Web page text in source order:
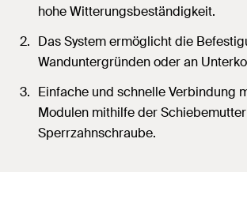
hohe Witterungsbeständigkeit.
Das System ermöglicht die
Wanduntergründen oder an
Einfache und schnelle Verbindung
Modulen mithilfe der
Sperrzahnschraube.